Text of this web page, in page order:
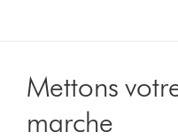
Mettons
marche